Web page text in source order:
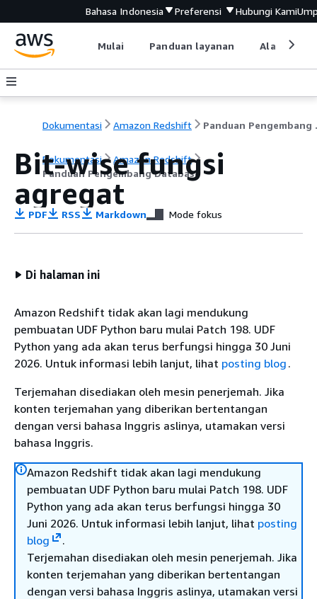
Bahasa Indonesia Preferensi Hubungi Kami
Mulai Panduan layanan Alat
Dokumentasi Amazon Redshift
Dokumentasi
Amazon Redshift
Panduan Pengembang Database
Bit-wise fungsi
agregat
PDF RSS Markdown Mode fokus
Di halaman ini
Amazon Redshift tidak akan lagi mendukung
pembuatan UDF Python baru mulai Patch 198. UDF
Python yang ada akan terus berfungsi hingga 30 Juni
2026. Untuk informasi lebih lanjut, lihat posting blog .
Terjemahan disediakan oleh mesin penerjemah. Jika
konten terjemahan yang diberikan bertentangan
dengan versi bahasa Inggris aslinya, utamakan versi
bahasa Inggris.
Amazon Redshift tidak akan lagi mendukung
pembuatan UDF Python baru mulai Patch 198. UDF
Python yang ada akan terus berfungsi hingga 30
Juni 2026. Untuk informasi lebih lanjut, lihat posting
blog
.
Terjemahan disediakan oleh mesin penerjemah. Jika
konten terjemahan yang diberikan bertentangan
dengan versi bahasa Inggris aslinya, utamakan versi